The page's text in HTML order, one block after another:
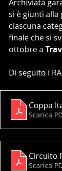
Archiviata
si è giunti alla
ciascuna
finale che si
ottobre a
Di seguito i
Coppa
Scarica
Circuito
Scarica